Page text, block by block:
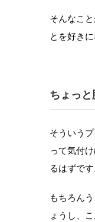
そんなこ
とを好き
ちょっ
そういう
って気付
るはずです
もちろん
ょうし、